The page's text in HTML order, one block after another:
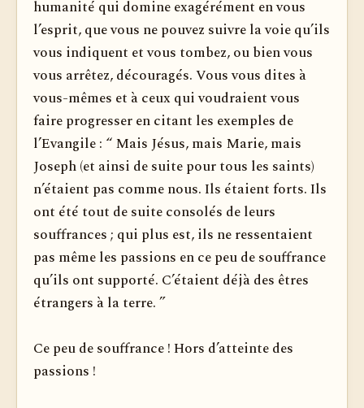
humanité qui domine exagérément en vous
l’esprit, que vous ne pouvez suivre la voie qu’ils
vous indiquent et vous tombez, ou bien vous
vous arrêtez, découragés. Vous vous dites à
vous-mêmes et à ceux qui voudraient vous
faire progresser en citant les exemples de
l’Evangile : “ Mais Jésus, mais Marie, mais
Joseph (et ainsi de suite pour tous les saints)
n’étaient pas comme nous. Ils étaient forts. Ils
ont été tout de suite consolés de leurs
souffrances ; qui plus est, ils ne ressentaient
pas même les passions en ce peu de souffrance
qu’ils ont supporté. C’étaient déjà des êtres
étrangers à la terre. ”
Ce peu de souffrance ! Hors d’atteinte des
passions !